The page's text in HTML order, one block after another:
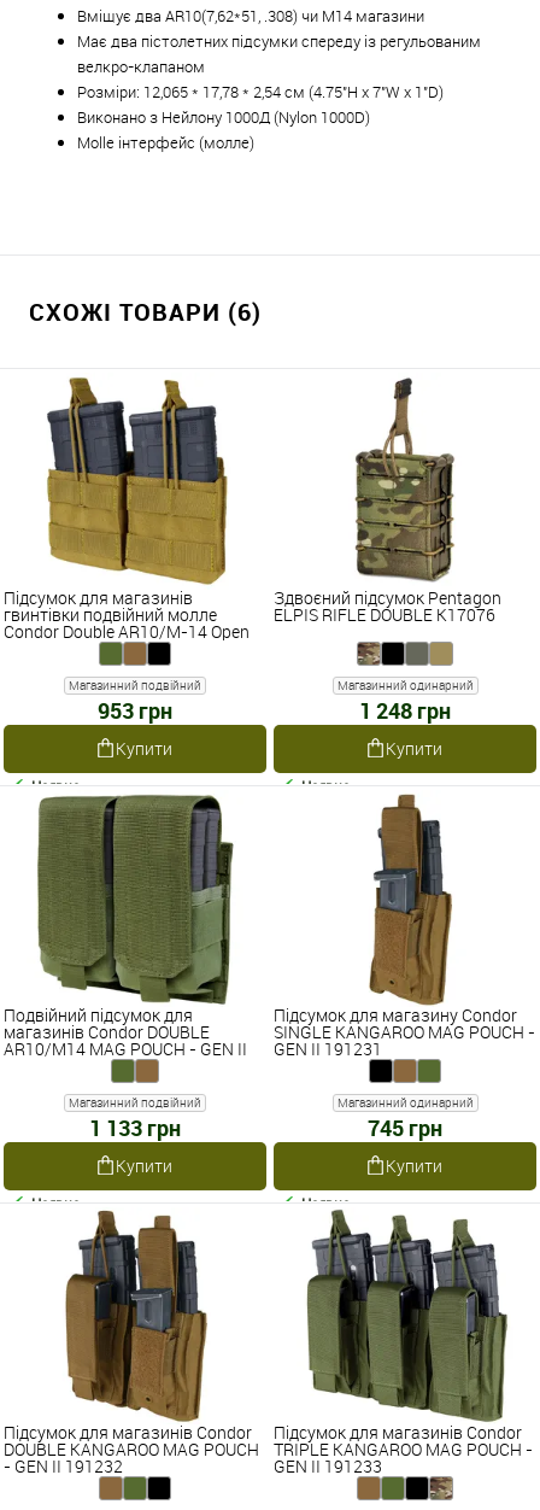
Вміщує два AR10(7,62*51, .308) чи M14 магазини
Має два пістолетних підсумки спереду із регульованим
велкро-клапаном
Розміри: 12,065 * 17,78 * 2,54 см (4.75"H x 7"W x 1"D)
Виконано з Нейлону 1000Д (Nylon 1000D)
Molle інтерфейс (молле)
СХОЖІ ТОВАРИ (6)
Підсумок для магазинів
гвинтівки подвійний молле
Condor Double AR10/M-14 Open
Top Mag Pouch MA24
Магазинний подвійний
953 грн
Купити
Наявне
Здвоєний підсумок Pentagon
ELPIS RIFLE DOUBLE K17076
Магазинний одинарний
1 248 грн
Купити
Наявне
Подвійний підсумок для
магазинів Condor DOUBLE
AR10/M14 MAG POUCH - GEN II
Магазинний подвійний
1 133 грн
Купити
Наявне
Підсумок для магазину Condor
SINGLE KANGAROO MAG POUCH -
GEN II 191231
Магазинний одинарний
745 грн
Купити
Наявне
Підсумок для магазинів Condor
DOUBLE KANGAROO MAG POUCH
- GEN II 191232
Підсумок для магазинів Condor
TRIPLE KANGAROO MAG POUCH -
GEN II 191233